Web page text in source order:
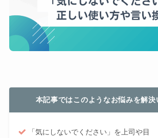
本記事ではこのようなお悩みを解決
「気にしないでください」を上司や目